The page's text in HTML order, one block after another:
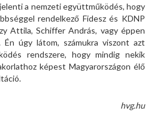
a nemzeti együttműködés, hogy
rendelkező Fidesz és KDNP
Attila, Schiffer András, vagy éppen
úgy látom, számukra viszont azt
rendszere, hogy mindig nekik
képest Magyarországon élő
hvg.hu